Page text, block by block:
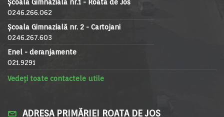
Școala Gimnaziala nr.1 - Roata de Jos
0246.266.062
Școala Gimnazială nr. 2 - Cartojani
0246.267.603
Enel - deranjamente
021.9291
Vedeți toate contactele utile
ADRESA PRIMĂRIEI ROATA DE JOS